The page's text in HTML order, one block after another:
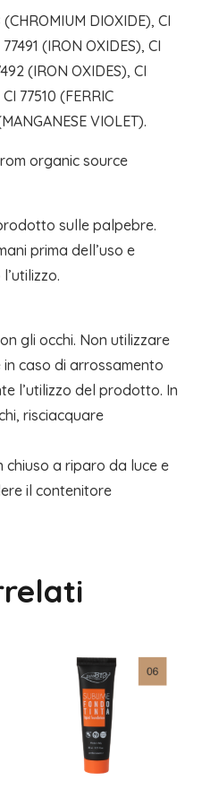
DIOXIDE), CI
(IRON OXIDES), CI
(IRON OXIDES), CI
77510 (FERRIC
VIOLET).
organic source
sulle palpebre.
prima dell’uso e
gli occhi. Non utilizzare
in caso di arrossamento
l’utilizzo del prodotto. In
risciacquare
a riparo da luce e
il contenitore